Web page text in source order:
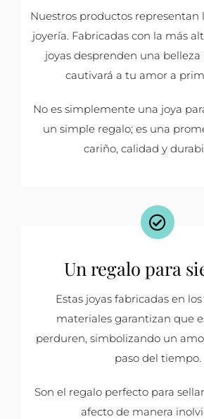
Nuestros productos representan
joyería. Fabricadas con la más
joyas desprenden una
cautivará a tu amor a
No es simplemente una joya
un simple regalo; es una
cariño, calidad y
Un regalo para
Estas joyas fabricadas en
materiales garantizan que
perduren, simbolizando un
paso del tiempo.
Son el regalo perfecto para
afecto de manera